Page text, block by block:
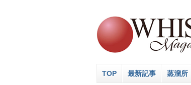
TOP 最新記事 蒸溜所